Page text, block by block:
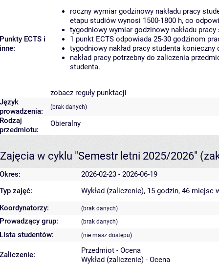
Punkty ECTS i
inne:
roczny wymiar godzinowy nakładu pracy
etapu studiów wynosi 1500-1800 h, co
tygodniowy wymiar godzinowy nakładu
1 punkt ECTS odpowiada 25-30 godzinom
tygodniowy nakład pracy studenta
nakład pracy potrzebny do zaliczenia
studenta.
zobacz reguły punktacji
Język
prowadzenia:
(brak danych)
Rodzaj
przedmiotu:
Obieralny
Zajęcia w cyklu "Semestr letni 2025/2026"
Okres:
2026-02-23 - 2026-06-19
Typ zajęć:
Wykład (zaliczenie), 15 godzin, 46 miejsc
Koordynatorzy:
(brak danych)
Prowadzący grup: (brak danych)
Lista studentów: (nie masz dostępu)
Zaliczenie:
Przedmiot - Ocena
Wykład (zaliczenie) - Ocena